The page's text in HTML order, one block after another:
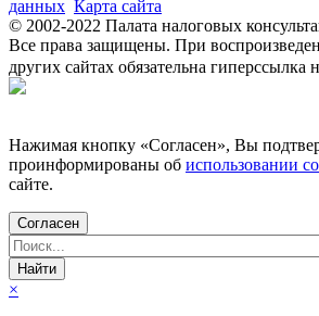
данных Карта сайта
© 2002-2022 Палата налоговых
Все права защищены. При
других сайтах обязательна гиперссылка
Нажимая кнопку «Согласен», Вы
проинформированы об использовании
сайте.
Согласен
×